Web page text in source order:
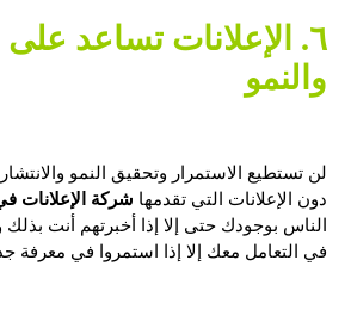
٦. الإعلانات تساعد على
والنمو
لن تستطيع الاستمرار وتحقيق النمو والانتشار
دون الإعلانات التي تقدمهاشركة الإعلانات في
الناس بوجودك حتى إلا إذا أخبرتهم أنت بذلك
في التعامل معك إلا إذا استمروا في معرفة